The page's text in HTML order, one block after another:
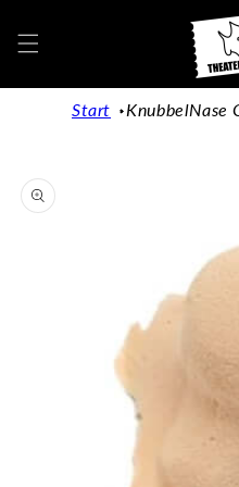
Inhalt
Start KnubbelNase